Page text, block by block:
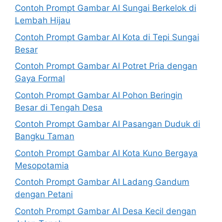
Contoh Prompt Gambar AI Sungai Berkelok di
Lembah Hijau
Contoh Prompt Gambar AI Kota di Tepi Sungai
Besar
Contoh Prompt Gambar AI Potret Pria dengan
Gaya Formal
Contoh Prompt Gambar AI Pohon Beringin
Besar di Tengah Desa
Contoh Prompt Gambar AI Pasangan Duduk di
Bangku Taman
Contoh Prompt Gambar AI Kota Kuno Bergaya
Mesopotamia
Contoh Prompt Gambar AI Ladang Gandum
dengan Petani
Contoh Prompt Gambar AI Desa Kecil dengan